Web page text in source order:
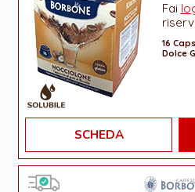
Fai
16
Dolce
SCHEDA